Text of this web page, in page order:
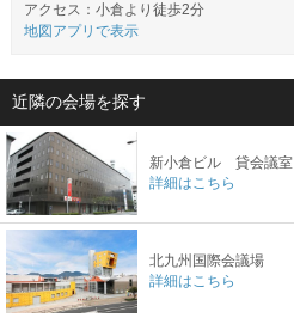
アクセス：小倉より徒歩2分
地図アプリで表示
近隣の会場を探す
新小倉ビル 貸会議室
詳細はこちら
北九州国際会議場
詳細はこちら